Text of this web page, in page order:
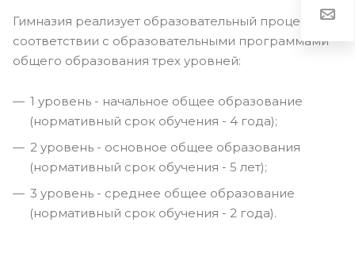
Гимназия реализует образовательный процесс в
соответствии с образовательными программами
общего образования трех уровней:
1 уровень - начальное общее образование
(нормативный срок обучения - 4 года);
2 уровень - основное общее образования
(нормативный срок обучения - 5 лет);
3 уровень - среднее общее образование
(нормативный срок обучения - 2 года).